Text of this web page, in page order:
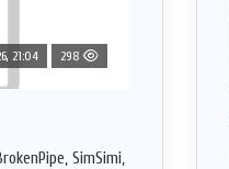
21:04 298
SimSimi,